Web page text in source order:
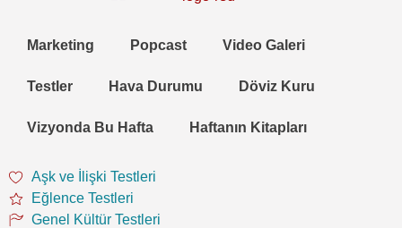
Marketing Popcast Video Galeri
Testler Hava Durumu Döviz Kuru
Vizyonda Bu Hafta Haftanın Kitapları
Aşk ve İlişki Testleri
Eğlence Testleri
Genel Kültür Testleri